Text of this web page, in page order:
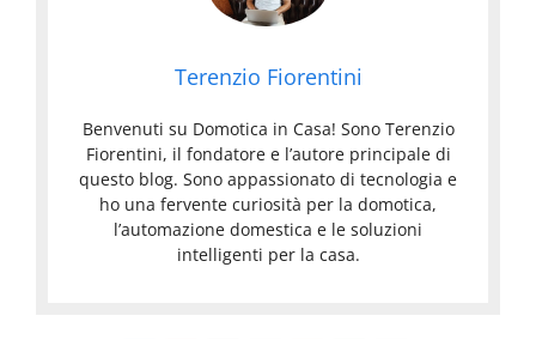
Terenzio Fiorentini
Benvenuti su Domotica in Casa! Sono Terenzio
Fiorentini, il fondatore e l’autore principale di
questo blog. Sono appassionato di tecnologia e
ho una fervente curiosità per la domotica,
l’automazione domestica e le soluzioni
intelligenti per la casa.